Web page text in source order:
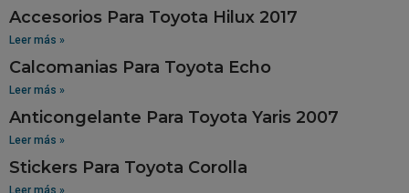
Accesorios Para Toyota Hilux 2017
Leer más »
Calcomanias Para Toyota Echo
Leer más »
Anticongelante Para Toyota Yaris 2007
Leer más »
Stickers Para Toyota Corolla
Leer más »